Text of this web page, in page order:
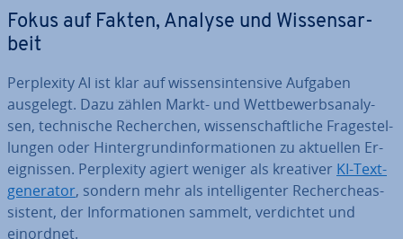
Fokus auf Fakten, Analyse und Wis­sens­ar­
beit
Per­ple­xi­ty AI ist klar auf wis­sens­in­ten­si­ve Aufgaben
ausgelegt. Dazu zählen Markt- und Wett­be­werbs­ana­ly­
sen, tech­ni­sche Re­cher­chen, wis­sen­schaft­li­che Fra­ge­stel­
lun­gen oder Hin­ter­grund­in­for­ma­tio­nen zu aktuellen Er­
eig­nis­sen. Per­ple­xi­ty agiert weniger als kreativer KI-Text­
ge­ne­ra­tor, sondern mehr als in­tel­li­gen­ter Re­cher­che­as­
sis­tent, der In­for­ma­tio­nen sammelt, ver­dich­tet und
einordnet.